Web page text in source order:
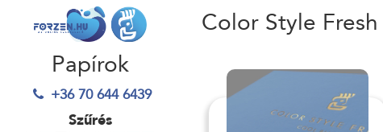
Papírok
+36 70 644 6439
Szűrés
Color Style Fresh